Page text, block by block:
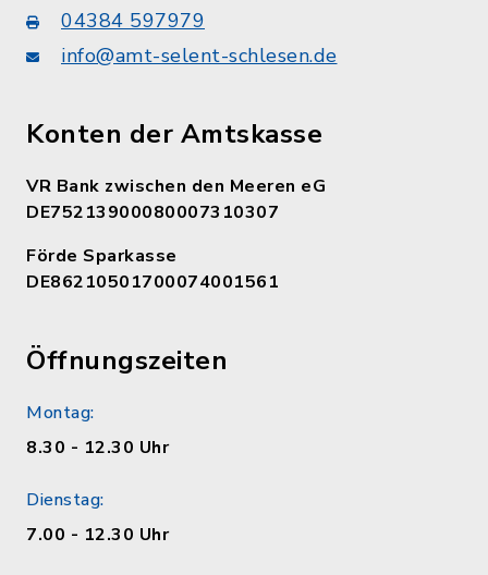
04384 597979
info@amt-selent-schlesen.de
Konten der Amtskasse
VR Bank zwischen den Meeren eG
DE75213900080007310307
Förde Sparkasse
DE86210501700074001561
Öffnungszeiten
Montag:
8.30 - 12.30 Uhr
Dienstag:
7.00 - 12.30 Uhr